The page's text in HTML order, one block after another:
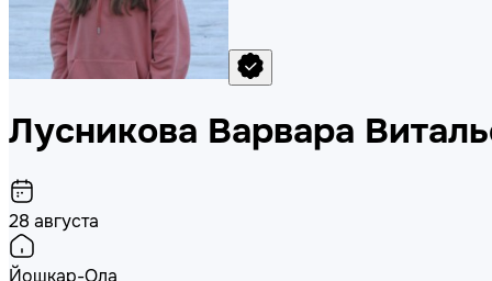
Лусникова Варвара
28 августа
Йошкар-Ола